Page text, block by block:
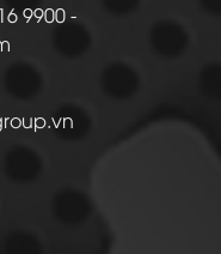
0989 16 9900 -